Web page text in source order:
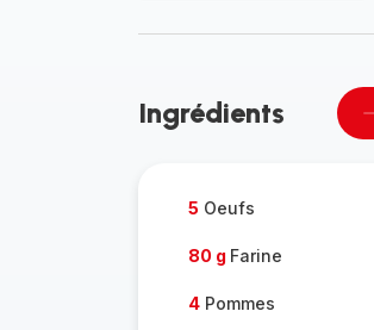
Ingrédients
5 Oeufs
80 g Farine
4Pommes